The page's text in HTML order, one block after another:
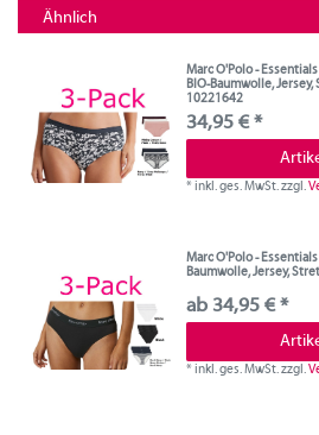
Ähnlich
Marc O'Polo -
BIO-Baumwolle,
10221642
34,95 € *
*inkl. ges. MwSt.zzgl.
Marc O'Polo -
Baumwolle, Jersey,
ab 34,95 € *
*inkl. ges. MwSt.zzgl.